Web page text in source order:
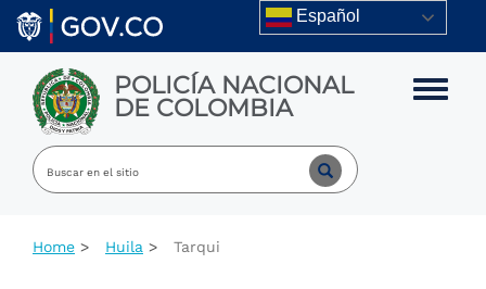
Skip to main content Español
POLICÍA NACIONAL
DE COLOMBIA Toggle
Home Huila Tarqui